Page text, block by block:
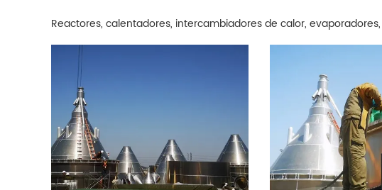
Reactores, calentadores, intercambiadores de calor,